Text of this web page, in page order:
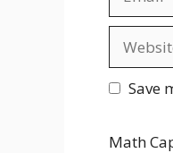
Save
Math